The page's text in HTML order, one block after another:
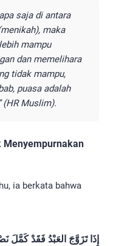
saja di antara
maka
mampu
dan memelihara
tidak mampu,
puasa adalah
(HR Muslim).
Menyempurnakan
ia berkata bahwa
إِذَا تَزَوَّجَ العَبْدُ فَقَدْ كَمَّلَ